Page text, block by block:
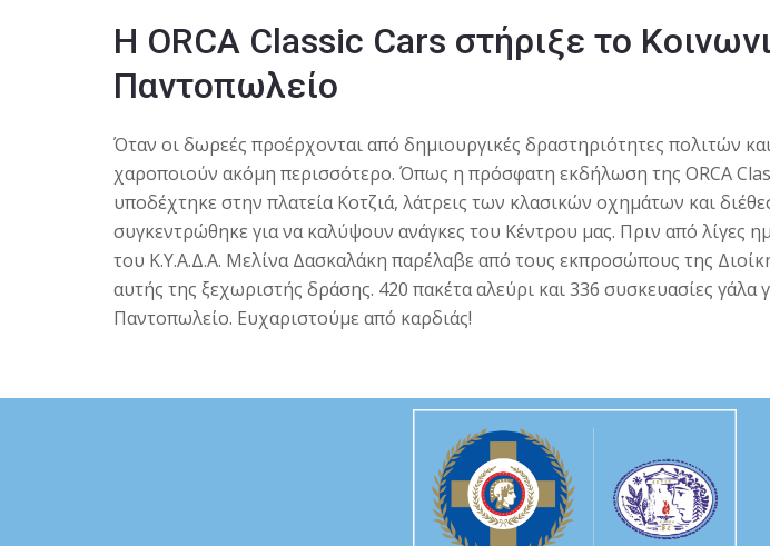
Η ORCA Classic Cars στήριξε το
Παντοπωλείο
Όταν οι δωρεές προέρχονται από δημιουργικές δραστηριότητες πολιτών
χαροποιούν ακόμη περισσότερο. Όπως η πρόσφατη εκδήλωση της ORCA
υποδέχτηκε στην πλατεία Κοτζιά, λάτρεις των κλασικών οχημάτων και
συγκεντρώθηκε για να καλύψουν ανάγκες του Κέντρου μας. Πριν από λίγες
του Κ.Υ.Α.Δ.Α. Μελίνα Δασκαλάκη παρέλαβε από τους εκπροσώπους της
αυτής της ξεχωριστής δράσης. 420 πακέτα αλεύρι και 336 συσκευασίες γάλα
Παντοπωλείο. Ευχαριστούμε από καρδιάς!